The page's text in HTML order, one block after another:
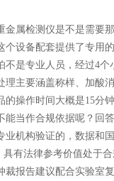
金属检测仪是不是需要
个设备配套提供了专用
不是专业人员，经过4个
理主要涵盖称样、加酸
操作时间大概是15分钟
能当作合规依据呢？回
业机构验证的，数据和
具有法律参考价值处于
裁报告建议配合实验室